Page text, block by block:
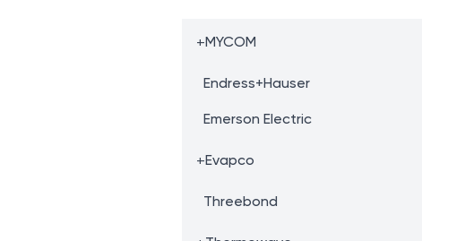
+MYCOM
Endress+Hauser
Emerson Electric
+Evapco
Threebond